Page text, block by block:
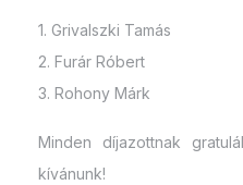
1. Grivalszki Tamás
2. Furár Róbert
3. Rohony Márk
Minden díjazottnak
kívánunk!